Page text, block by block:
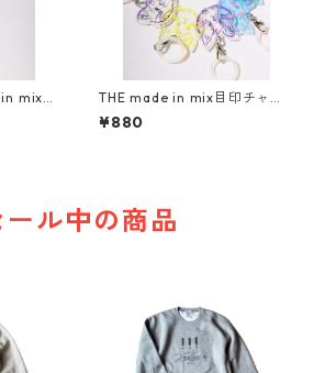
in mix
THE made in mix目印チャー
ム
¥880
ール中の商品